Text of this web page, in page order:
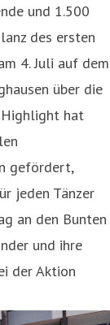
und 1.500
des ersten
4. Juli auf dem
über die
Highlight hat
gefördert,
jeden Tänzer
an den Bunten
und ihre
der Aktion